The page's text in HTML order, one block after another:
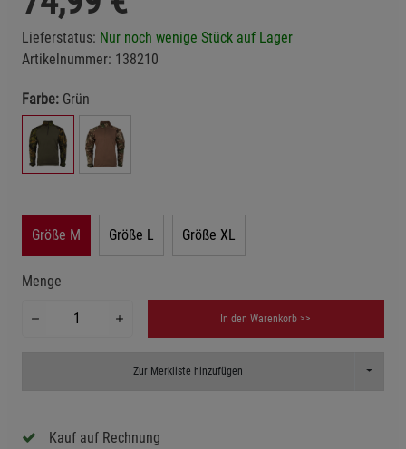
Lieferstatus: Nur noch wenige Stück auf Lager
Artikelnummer: 138210
Farbe: Grün
Größe M Größe L Größe XL
Menge
In den Warenkorb >>
Zur Merkliste hinzufügen Toggle
Kauf auf Rechnung